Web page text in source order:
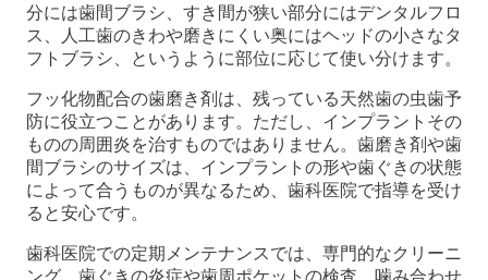
分には歯間ブラシ、すき間が狭い部分にはデンタルフロ
ス、人工歯のきわや磨きにくい奥にはヘッドの小さなタ
フトブラシ、というように部位に応じて使い分けます。
フッ化物配合の歯磨き剤は、残っている天然歯の虫歯予
防に役立つことがあります。ただし、インプラントその
ものの周囲炎を治すものではありません。歯磨き剤や歯
間ブラシのサイズは、インプラントの形や歯ぐきの状態
によって合うものが異なるため、歯科医院で指導を受け
ると安心です。
歯科医院での定期メンテナンスでは、専門的なクリーニ
ング、歯ぐきの炎症や歯周ポケットの検査、噛み合わせ